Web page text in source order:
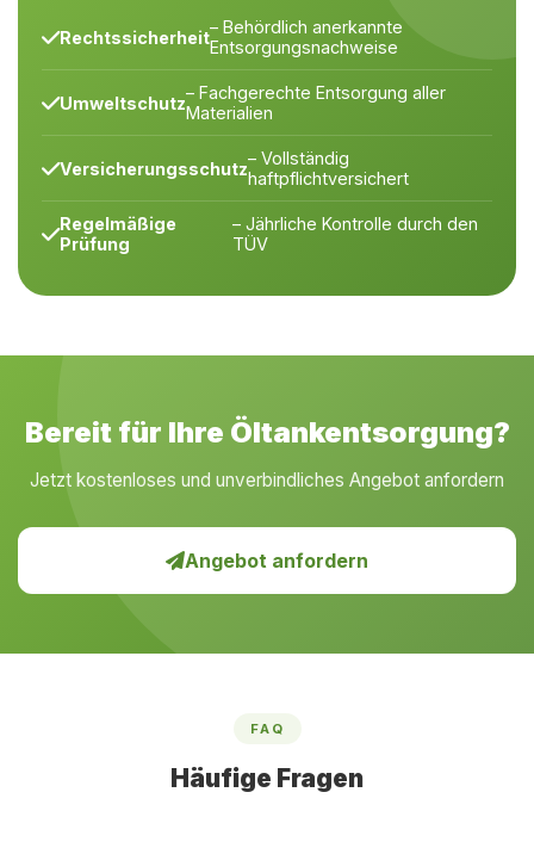
Rechtssicherheit– Behördlich anerkannte
Entsorgungsnachweise
Umweltschutz– Fachgerechte Entsorgung aller
Materialien
Versicherungsschutz– Vollständig
haftpflichtversichert
Regelmäßige
Prüfung
– Jährliche Kontrolle durch den
TÜV
Bereit für Ihre Öltankentsorgung?
Jetzt kostenloses und unverbindliches Angebot anfordern
Angebot anfordern
FAQ
Häufige Fragen